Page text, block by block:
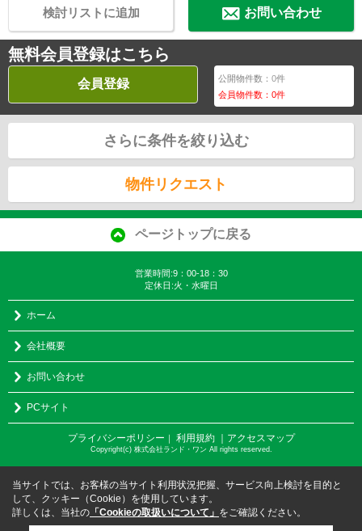
お問い合わせ
検討リストに追加
無料会員登録はこちら
会員登録 公開物件数：0件
会員物件数：0件
さらに条件を絞り込む
物件リクエスト
ページトップに戻る
営業時間:9：00-18：30
定休日:火・水曜日
ホーム
会社概要
お問い合わせ
PCサイト
プライバシーポリシー 利用規約 ｜アクセスマップ
Copyright(c) 株式会社ランド・ワン All rights reserved.
当サイトでは、お客様の当サイト利用状況把握、サービス向上検討を目的と
して、クッキー（Cookie）を使用しています。
詳しくは、当社の 「Cookieの取扱いについて」 をご確認ください。